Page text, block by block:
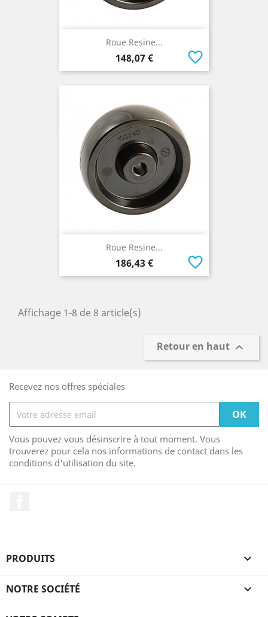
Roue Resine...
Prix
148,07 € favorite_border
Roue Resine...
Prix
186,43 € favorite_border
Affichage 1-8 de 8 article(s)
Retour en haut 
Recevez nos offres spéciales
Vous pouvez vous désinscrire à tout moment. Vous
trouverez pour cela nos informations de contact dans les
conditions d'utilisation du site.
PRODUITS 
NOTRE SOCIÉTÉ 